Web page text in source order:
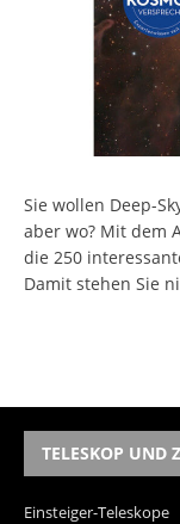
Sie wollen Deep-
aber wo? Mit dem
die 250
Damit stehen Sie
TELESKOP UND
Einsteiger-Teleskope